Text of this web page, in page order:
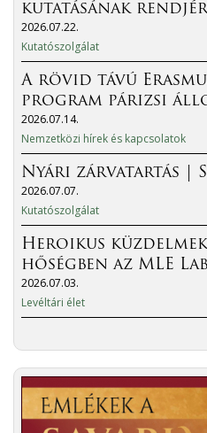
kutatásának
2026.07.22.
Kutatószolgálat
A rövid távú
program párizsi
2026.07.14.
Nemzetközi hírek és kapcsolatok
Nyári zárvatartás |
2026.07.07.
Kutatószolgálat
Heroikus
hőségben az MLE
2026.07.03.
Levéltári élet